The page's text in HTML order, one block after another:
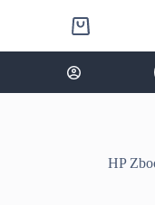
Shopping
cart
HP